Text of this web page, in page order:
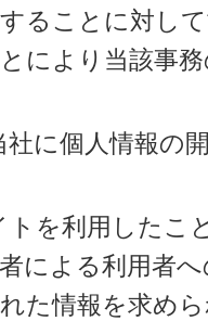
ることに対し
により当該事
に個人情報の
を利用したこ
による利用者
た情報を求め